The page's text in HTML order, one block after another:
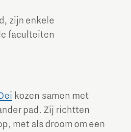
zijn enkele
faculteiten
kozen samen met
pad. Zij richtten
met als droom om een